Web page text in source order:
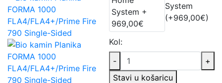
System
(+969,00€)
Kol:
-
+
Stavi u košaricu